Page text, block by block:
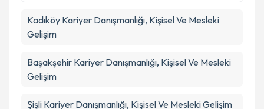
Kadıköy Kariyer Danışmanlığı, Kişisel Ve Mesleki
Gelişim
Başakşehir Kariyer Danışmanlığı, Kişisel Ve Mesleki
Gelişim
Şişli Kariyer Danışmanlığı, Kişisel Ve Mesleki Gelişim